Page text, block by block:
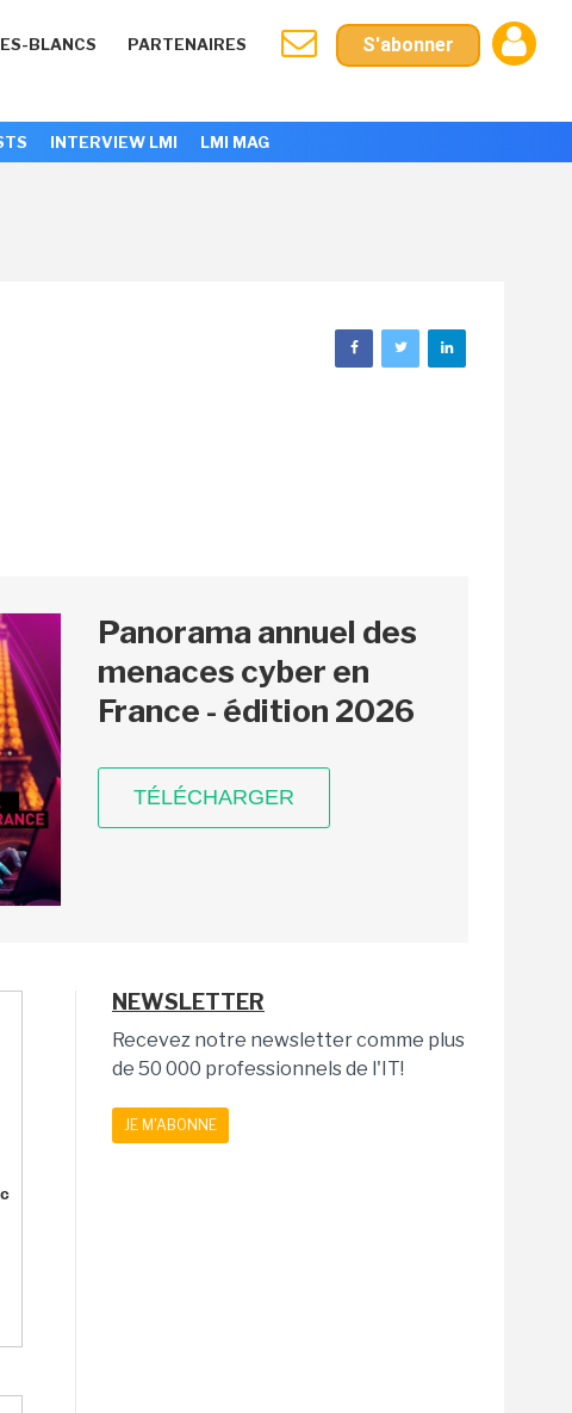
BLANCS PARTENAIRES S'abonner
INTERVIEW LMI LMI MAG
Panorama annuel des
menaces cyber en
France - édition 2026
TÉLÉCHARGER
NEWSLETTER
Recevez notre newsletter comme plus
de 50 000 professionnels de l'IT!
JE M'ABONNE